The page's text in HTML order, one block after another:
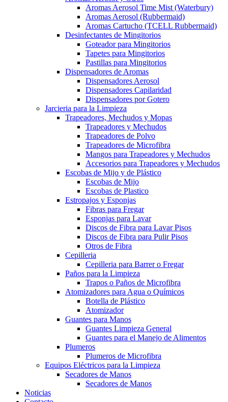
Aromas Aerosol Time Mist (Waterbury)
Aromas Aerosol (Rubbermaid)
Aromas Cartucho (TCELL Rubbermaid)
Desinfectantes de Mingitorios
Goteador para Mingitorios
Tapetes para Mingitorios
Pastillas para Mingitorios
Dispensadores de Aromas
Dispensadores Aerosol
Dispensadores Capilaridad
Dispensadores por Gotero
Jarcieria para la Limpieza
Trapeadores, Mechudos y Mopas
Trapeadores y Mechudos
Trapeadores de Polvo
Trapeadores de Microfibra
Mangos para Trapeadores y Mechudos
Accesorios para Trapeadores y Mechudos
Escobas de Mijo y de Plástico
Escobas de Mijo
Escobas de Plastico
Estropajos y Esponjas
Fibras para Fregar
Esponjas para Lavar
Discos de Fibra para Lavar Pisos
Discos de Fibra para Pulir Pisos
Otros de Fibra
Cepilleria
Cepilleria para Barrer o Fregar
Paños para la Limpieza
Trapos o Paños de Microfibra
Atomizadores para Agua o Químicos
Botella de Plástico
Atomizador
Guantes para Manos
Guantes Limpieza General
Guantes para el Manejo de Alimentos
Plumeros
Plumeros de Microfibra
Equipos Eléctricos para la Limpieza
Secadores de Manos
Secadores de Manos
Noticias